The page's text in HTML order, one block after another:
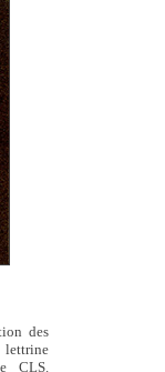
des
lettrine
CLS.